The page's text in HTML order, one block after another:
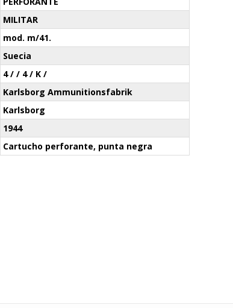
MILITAR
mod. m/41.
Suecia
4 / / 4 / K /
Karlsborg Ammunitionsfabrik
Karlsborg
1944
Cartucho perforante, punta negra